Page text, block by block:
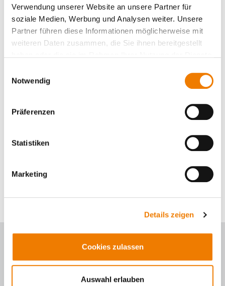
Verwendung unserer Website an unsere Partner für
soziale Medien, Werbung und Analysen weiter. Unsere
Partner führen diese Informationen möglicherweise mit
weiteren Daten zusammen, die Sie ihnen bereitgestellt
Notwendig
Präferenzen
Statistiken
Marketing
Details zeigen
Cookies zulassen
Auswahl erlauben
Basissystem-Adapter 2x 160 A
EQUES 185Power
Berührungsschutzmodulen
100, 120 x 10
Artikelnummer: 32278000A
Basissystem-Adapter 2x 160 A
für CrossBoard-Produkte
Wöhner GmbH & Co. KG
Elektrotechnische Systeme